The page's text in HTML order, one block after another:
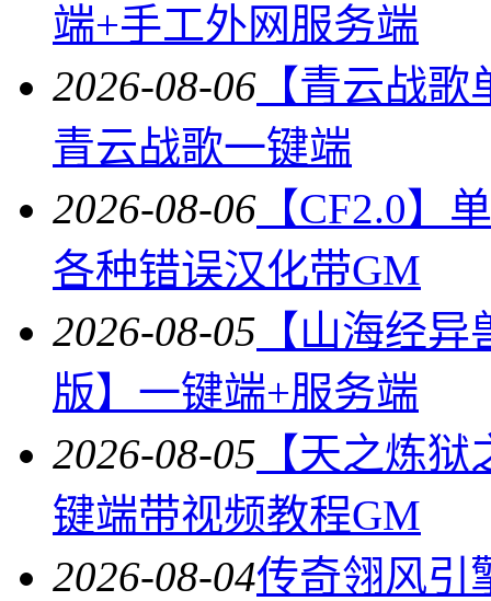
端+手工外网服务端
2026-08-06 【青云战
青云战歌一键端
2026-08-06 【CF2.0】
各种错误汉化带GM
2026-08-05 【山海经
版】一键端+服务端
2026-08-05 【天之炼
键端带视频教程GM
2026-08-04传奇翎风引